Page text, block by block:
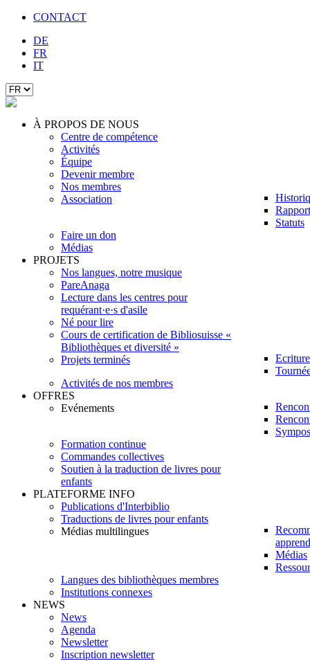
CONTACT
DE
FR
IT
À PROPOS DE NOUS
Centre de compétence
Activités
Équipe
Devenir membre
Nos membres
Association
Statuts
Faire un don
Médias
PROJETS
Nos langues, notre musique
PareAnaga
Lecture dans les centres pour
requérant·e·s d'asile
Né pour lire
Cours de certification de Bibliosuisse «
Bibliothèques et diversité »
Projets terminés
Activités de nos membres
OFFRES
Evénements
Formation continue
Commandes collectives
Soutien à la traduction de livres pour
enfants
PLATEFORME INFO
Publications d'Interbiblio
Traductions de livres pour enfants
Médias multilingues
Médias
Langues des bibliothèques membres
Institutions connexes
NEWS
News
Agenda
Newsletter
Inscription newsletter